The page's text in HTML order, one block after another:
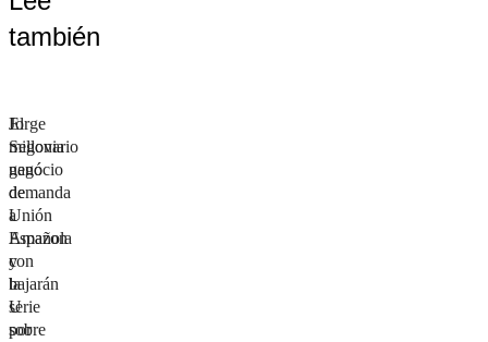
también
Jorge
Segovia
ganó
demanda
a
Amazon
y
bajarán
serie
sobre
El
millonario
negocio
de
Unión
Española
con
la
U
por